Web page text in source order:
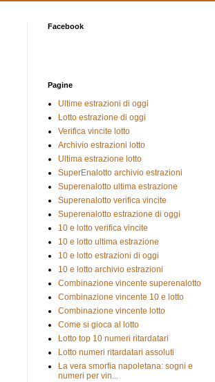
Facebook
Pagine
Ultime estrazioni di oggi
Lotto estrazione di oggi
Verifica vincite lotto
Archivio estrazioni lotto
Ultima estrazione lotto
SuperEnalotto archivio estrazioni
Superenalotto ultima estrazione
Superenalotto verifica vincite
Superenalotto estrazione di oggi
10 e lotto verifica vincite
10 e lotto ultima estrazione
10 e lotto estrazioni di oggi
10 e lotto archivio estrazioni
Combinazione vincente superenalotto
Combinazione vincente 10 e lotto
Combinazione vincente lotto
Come si gioca al lotto
Lotto top 10 numeri ritardatari
Lotto numeri ritardatari assoluti
La vera smorfia napoletana: sogni e
numeri per vin...